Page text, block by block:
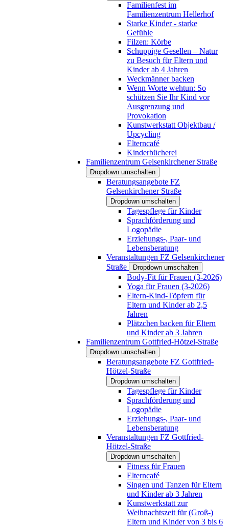
Familienfest im
Familienzentrum Hellerhof
Starke Kinder - starke
Gefühle
Filzen: Körbe
Schuppige Gesellen – Natur
zu Besuch für Eltern und
Kinder ab 4 Jahren
Weckmänner backen
Wenn Worte wehtun: So
schützen Sie Ihr Kind vor
Ausgrenzung und
Provokation
Kunstwerkstatt Objektbau /
Upcycling
Elterncafé
Kinderbücherei
Familienzentrum Gelsenkirchener Straße
Dropdown umschalten
Beratungsangebote FZ
Gelsenkirchener Straße
Dropdown umschalten
Tagespflege für Kinder
Sprachförderung und
Logopädie
Erziehungs-, Paar- und
Lebensberatung
Veranstaltungen FZ Gelsenkirchener
Straße
Dropdown umschalten
Body-Fit für Frauen (3-2026)
Yoga für Frauen (3-2026)
Eltern-Kind-Töpfern für
Eltern und Kinder ab 2,5
Jahren
Plätzchen backen für Eltern
und Kinder ab 3 Jahren
Familienzentrum Gottfried-Hötzel-Straße
Dropdown umschalten
Beratungsangebote FZ Gottfried-
Hötzel-Straße
Dropdown umschalten
Tagespflege für Kinder
Sprachförderung und
Logopädie
Erziehungs-, Paar- und
Lebensberatung
Veranstaltungen FZ Gottfried-
Hötzel-Straße
Dropdown umschalten
Fitness für Frauen
Elterncafé
Singen und Tanzen für Eltern
und Kinder ab 3 Jahren
Kunstwerkstatt zur
Weihnachtszeit für (Groß-)
Eltern und Kinder von 3 bis 6